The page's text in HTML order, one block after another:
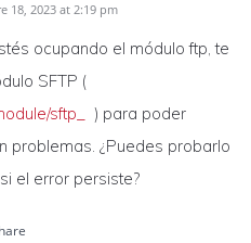
18, 2023 at 2:19 pm
ocupando el módulo ftp, te
SFTP (
sftp_
) para poder
problemas. ¿Puedes probarlo
el error persiste?